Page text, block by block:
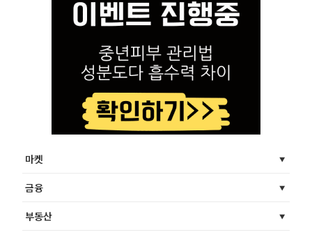
마켓
금융
부동산